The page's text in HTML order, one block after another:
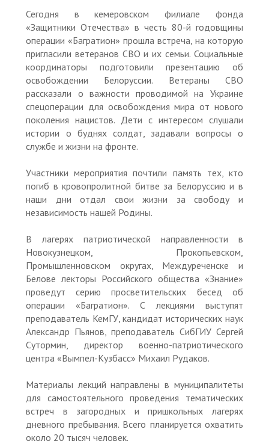
Сегодня в кемеровском филиале фонда
«Защитники Отечества» в честь 80-й годовщины
операции «Багратион» прошла встреча, на которую
пригласили ветеранов СВО и их семьи. Социальные
координаторы подготовили презентацию об
освобождении Белоруссии. Ветераны СВО
рассказали о важности проводимой на Украине
спецоперации для освобождения мира от нового
поколения нацистов. Дети с интересом слушали
истории о буднях солдат, задавали вопросы о
службе и жизни на фронте.
Участники мероприятия почтили память тех, кто
погиб в кровопролитной битве за Белоруссию и в
наши дни отдал свои жизни за свободу и
независимость нашей Родины.
В лагерях патриотической направленности в
Новокузнецком, Прокопьевском,
Промышленновском округах, Междуреченске и
Белове лекторы Российского общества «Знание»
проведут серию просветительских бесед об
операции «Багратион». С лекциями выступят
преподаватель КемГУ, кандидат исторических наук
Александр Пьянов, преподаватель СибГИУ Сергей
Сутормин, директор военно-патриотического
центра «Вымпел-Кузбасс» Михаил Рудаков.
Материалы лекций направлены в муниципалитеты
для самостоятельного проведения тематических
встреч в загородных и пришкольных лагерях
дневного пребывания. Всего планируется охватить
около 20 тысяч человек.